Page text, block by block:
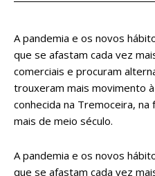
A pandemia e os novos
que se afastam cada vez
comerciais e procuram
trouxeram mais movimento
conhecida na Tremoceira,
mais de meio século.
A pandemia e os novos
que se afastam cada vez